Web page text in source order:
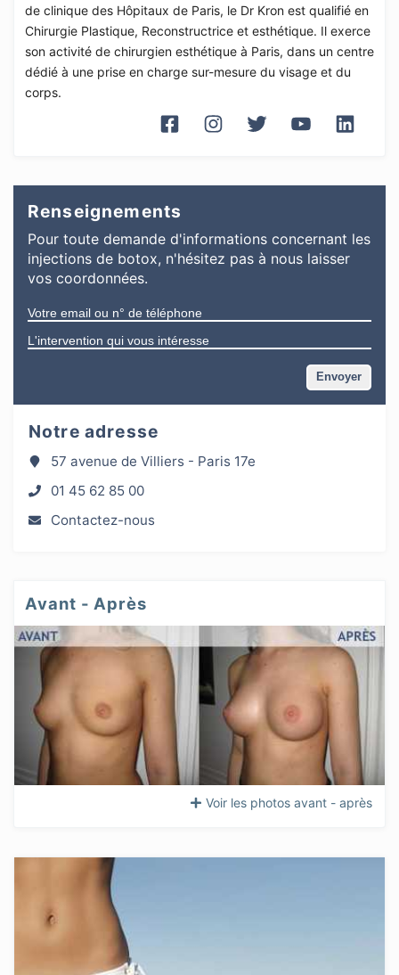
de clinique des Hôpitaux de Paris, le Dr Kron est qualifié en
Chirurgie Plastique, Reconstructrice et esthétique. Il exerce
son activité de chirurgien esthétique à Paris, dans un centre
dédié à une prise en charge sur-mesure du visage et du
corps.
Renseignements
Pour toute demande d'informations concernant les
injections de botox, n'hésitez pas à nous laisser
vos coordonnées.
Notre adresse
57 avenue de Villiers - Paris 17e
01 45 62 85 00
Contactez-nous
Avant - Après
Voir les photos avant - après